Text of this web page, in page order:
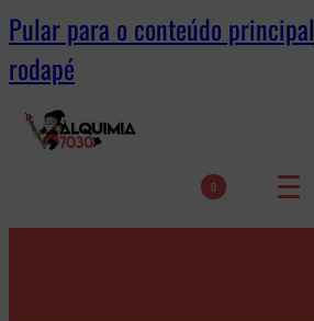
Pular para o conteúdo principal
rodapé
0